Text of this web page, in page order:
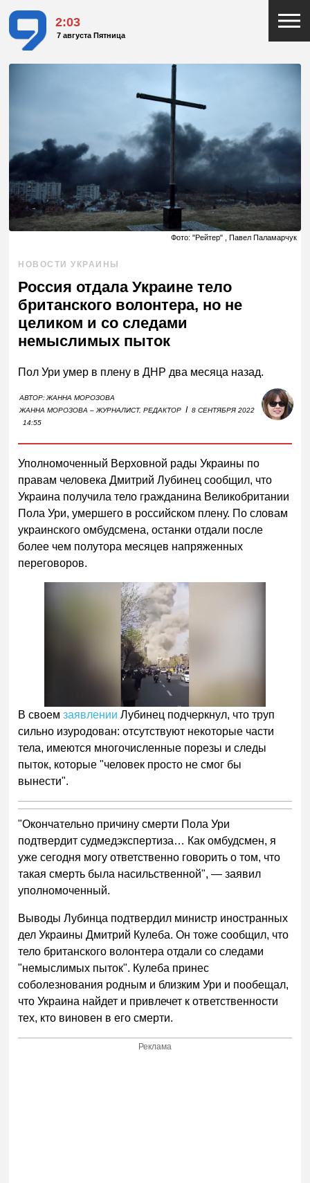
2:03
7 августа Пятница
Фото: "Рейтер" , Павел Паламарчук
НОВОСТИ УКРАИНЫ
Россия отдала Украине тело
британского волонтера, но не
целиком и со следами
немыслимых пыток
Пол Ури умер в плену в ДНР два месяца назад.
АВТОР:ЖАННА МОРОЗОВА
ЖАННА МОРОЗОВА – ЖУРНАЛИСТ, РЕДАКТОР I 8 СЕНТЯБРЯ 2022
14:55
Уполномоченный Верховной рады Украины по
правам человека Дмитрий Лубинец сообщил, что
Украина получила тело гражданина Великобритании
Пола Ури, умершего в российском плену. По словам
украинского омбудсмена, останки отдали после
более чем полутора месяцев напряженных
переговоров.
В своемзаявлении Лубинец подчеркнул, что труп
сильно изуродован: отсутствуют некоторые части
тела, имеются многочисленные порезы и следы
пыток, которые "человек просто не смог бы
вынести".
"Окончательно причину смерти Пола Ури
подтвердит судмедэкспертиза… Как омбудсмен, я
уже сегодня могу ответственно говорить о том, что
такая смерть была насильственной", — заявил
уполномоченный.
Выводы Лубинца подтвердил министр иностранных
дел Украины Дмитрий Кулеба. Он тоже сообщил, что
тело британского волонтера отдали со следами
"немыслимых пыток". Кулеба принес
соболезнования родным и близким Ури и пообещал,
что Украина найдет и привлечет к ответственности
тех, кто виновен в его смерти.
Реклама